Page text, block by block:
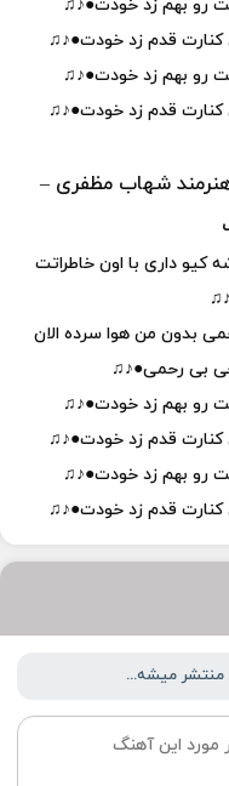
رو بهم زد خودت●♪♫
کنارت قدم زد خودت●♪♫
رو بهم زد خودت●♪♫
کنارت قدم زد خودت●♪♫
شهاب مظفری –
کیو داری با اون خاطراتت
بدون من هوا سرده الان
بی رحمی●♪♫
رو بهم زد خودت●♪♫
کنارت قدم زد خودت●♪♫
رو بهم زد خودت●♪♫
کنارت قدم زد خودت●♪♫
منتشر میشه...